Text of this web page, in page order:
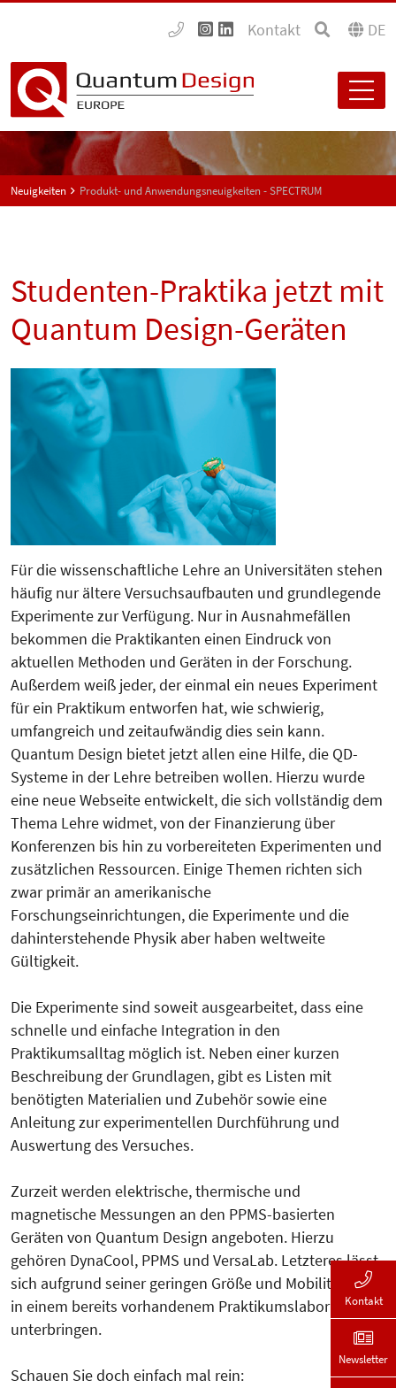
Kontakt DE
Neuigkeiten Produkt- und Anwendungsneuigkeiten - SPECTRUM
Studenten-Praktika jetzt mit
Quantum Design-Geräten
Für die wissenschaftliche Lehre an Universitäten stehen
häufig nur ältere Versuchsaufbauten und grundlegende
Experimente zur Verfügung. Nur in Ausnahmefällen
bekommen die Praktikanten einen Eindruck von
aktuellen Methoden und Geräten in der Forschung.
Außerdem weiß jeder, der einmal ein neues Experiment
für ein Praktikum entworfen hat, wie schwierig,
umfangreich und zeitaufwändig dies sein kann.
Quantum Design bietet jetzt allen eine Hilfe, die QD-
Systeme in der Lehre betreiben wollen. Hierzu wurde
eine neue Webseite entwickelt, die sich vollständig dem
Thema Lehre widmet, von der Finanzierung über
Konferenzen bis hin zu vorbereiteten Experimenten und
zusätzlichen Ressourcen. Einige Themen richten sich
zwar primär an amerikanische
Forschungseinrichtungen, die Experimente und die
dahinterstehende Physik aber haben weltweite
Gültigkeit.
Die Experimente sind soweit ausgearbeitet, dass eine
schnelle und einfache Integration in den
Praktikumsalltag möglich ist. Neben einer kurzen
Beschreibung der Grundlagen, gibt es Listen mit
benötigten Materialien und Zubehör sowie eine
Anleitung zur experimentellen Durchführung und
Auswertung des Versuches.
Zurzeit werden elektrische, thermi­sche und
magnetische Messungen an den PPMS-basierten
Geräten von Quantum Design angeboten. Hierzu
gehören DynaCool, PPMS und Versa­Lab. Letzteres lässt
sich aufgrund seiner geringen Größe und Mobilität gut
in einem bereits vorhandenem Praktikumslabor
unterbringen.
Schauen Sie doch einfach mal rein:
Kontakt
Newsletter